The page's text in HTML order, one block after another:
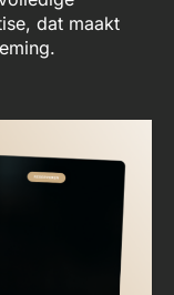
dat maakt